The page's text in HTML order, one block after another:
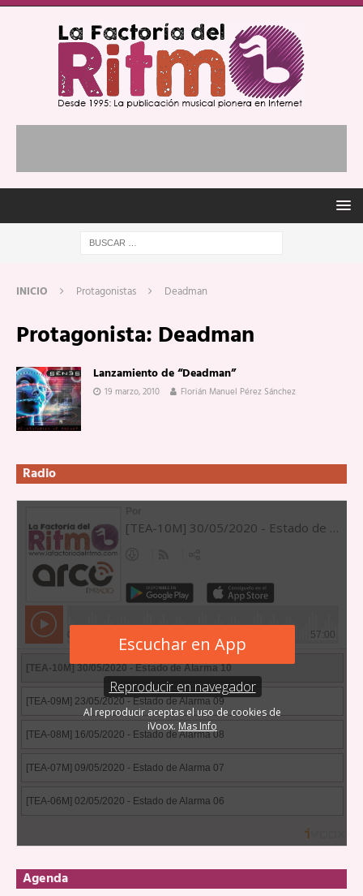
INICIO Protagonistas Deadman
Protagonista: Deadman
Lanzamiento de “Deadman”
19 marzo, 2010 Florián Manuel Pérez Sánchez
Radio
Agenda